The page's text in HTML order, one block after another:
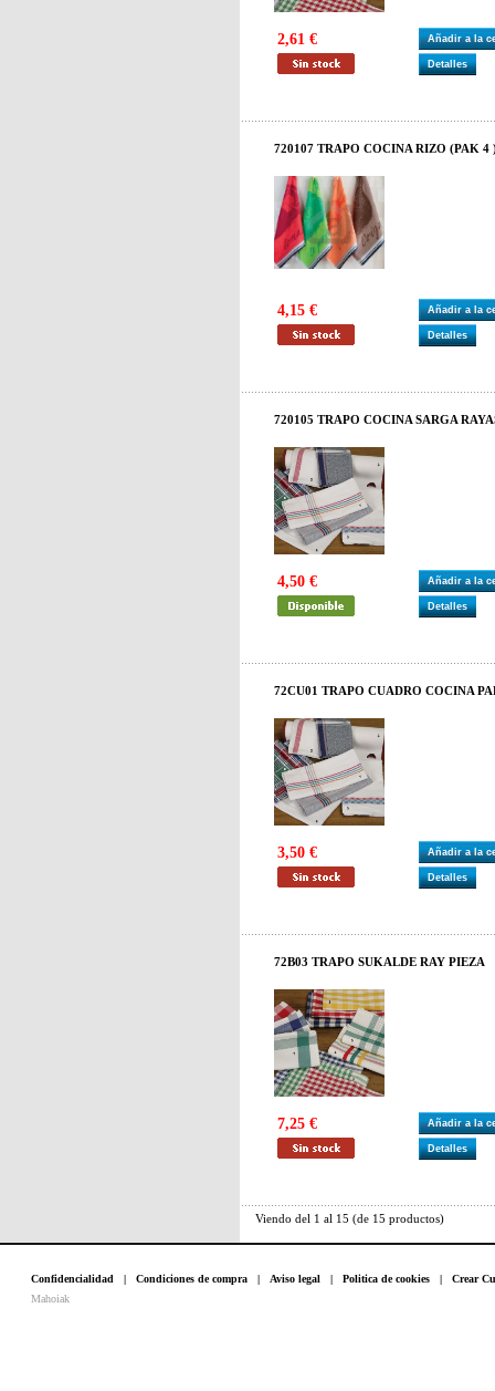
2,61 € Añadir a la
Detalles
720107 TRAPO COCINA RIZO (PAK 4
4,15 € Añadir a la
Detalles
720105 TRAPO COCINA SARGA
4,50 € Añadir a la
Detalles
72CU01 TRAPO CUADRO COCINA
3,50 € Añadir a la
Detalles
72B03 TRAPO SUKALDE RAY PIEZA
7,25 € Añadir a la
Detalles
Viendo del 1 al 15 (de 15 productos)
Confidencialidad | Condiciones de compra | Aviso legal | Politica de cookies | Crear
Mahoiak